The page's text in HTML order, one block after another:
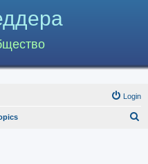
Login